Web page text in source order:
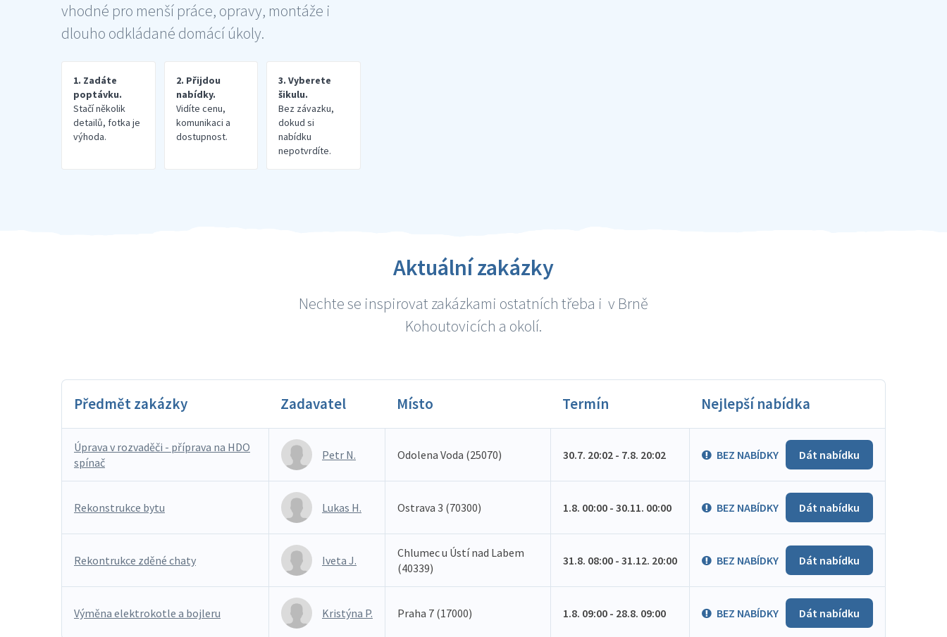
vhodné pro menší práce, opravy, montáže i
dlouho odkládané domácí úkoly.
1. Zadáte
poptávku.
Stačí několik
detailů, fotka je
výhoda.
2. Přijdou
nabídky.
Vidíte cenu,
komunikaci a
dostupnost.
3. Vyberete
šikulu.
Bez závazku,
dokud si
nabídku
nepotvrdíte.
Aktuální zakázky
Nechte se inspirovat zakázkami ostatních třeba i v Brně
Kohoutovicích a okolí.
Předmět zakázky Zadavatel Místo Termín Nejlepší nabídka
Úprava v rozvaděči - příprava na HDO
spínač
Petr N. Odolena Voda (25070) 30.7. 20:02 - 7.8. 20:02 BEZ NABÍDKY Dát nabídku
Rekonstrukce bytu Lukas H. Ostrava 3 (70300) 1.8. 00:00 - 30.11. 00:00 BEZ NABÍDKY Dát nabídku
Rekontrukce zděné chaty Iveta J.
Chlumec u Ústí nad Labem
(40339)
31.8. 08:00 - 31.12. 20:00 BEZ NABÍDKY Dát nabídku
Výměna elektrokotle a bojleru Kristýna P. Praha 7 (17000) 1.8. 09:00 - 28.8. 09:00 BEZ NABÍDKY Dát nabídku